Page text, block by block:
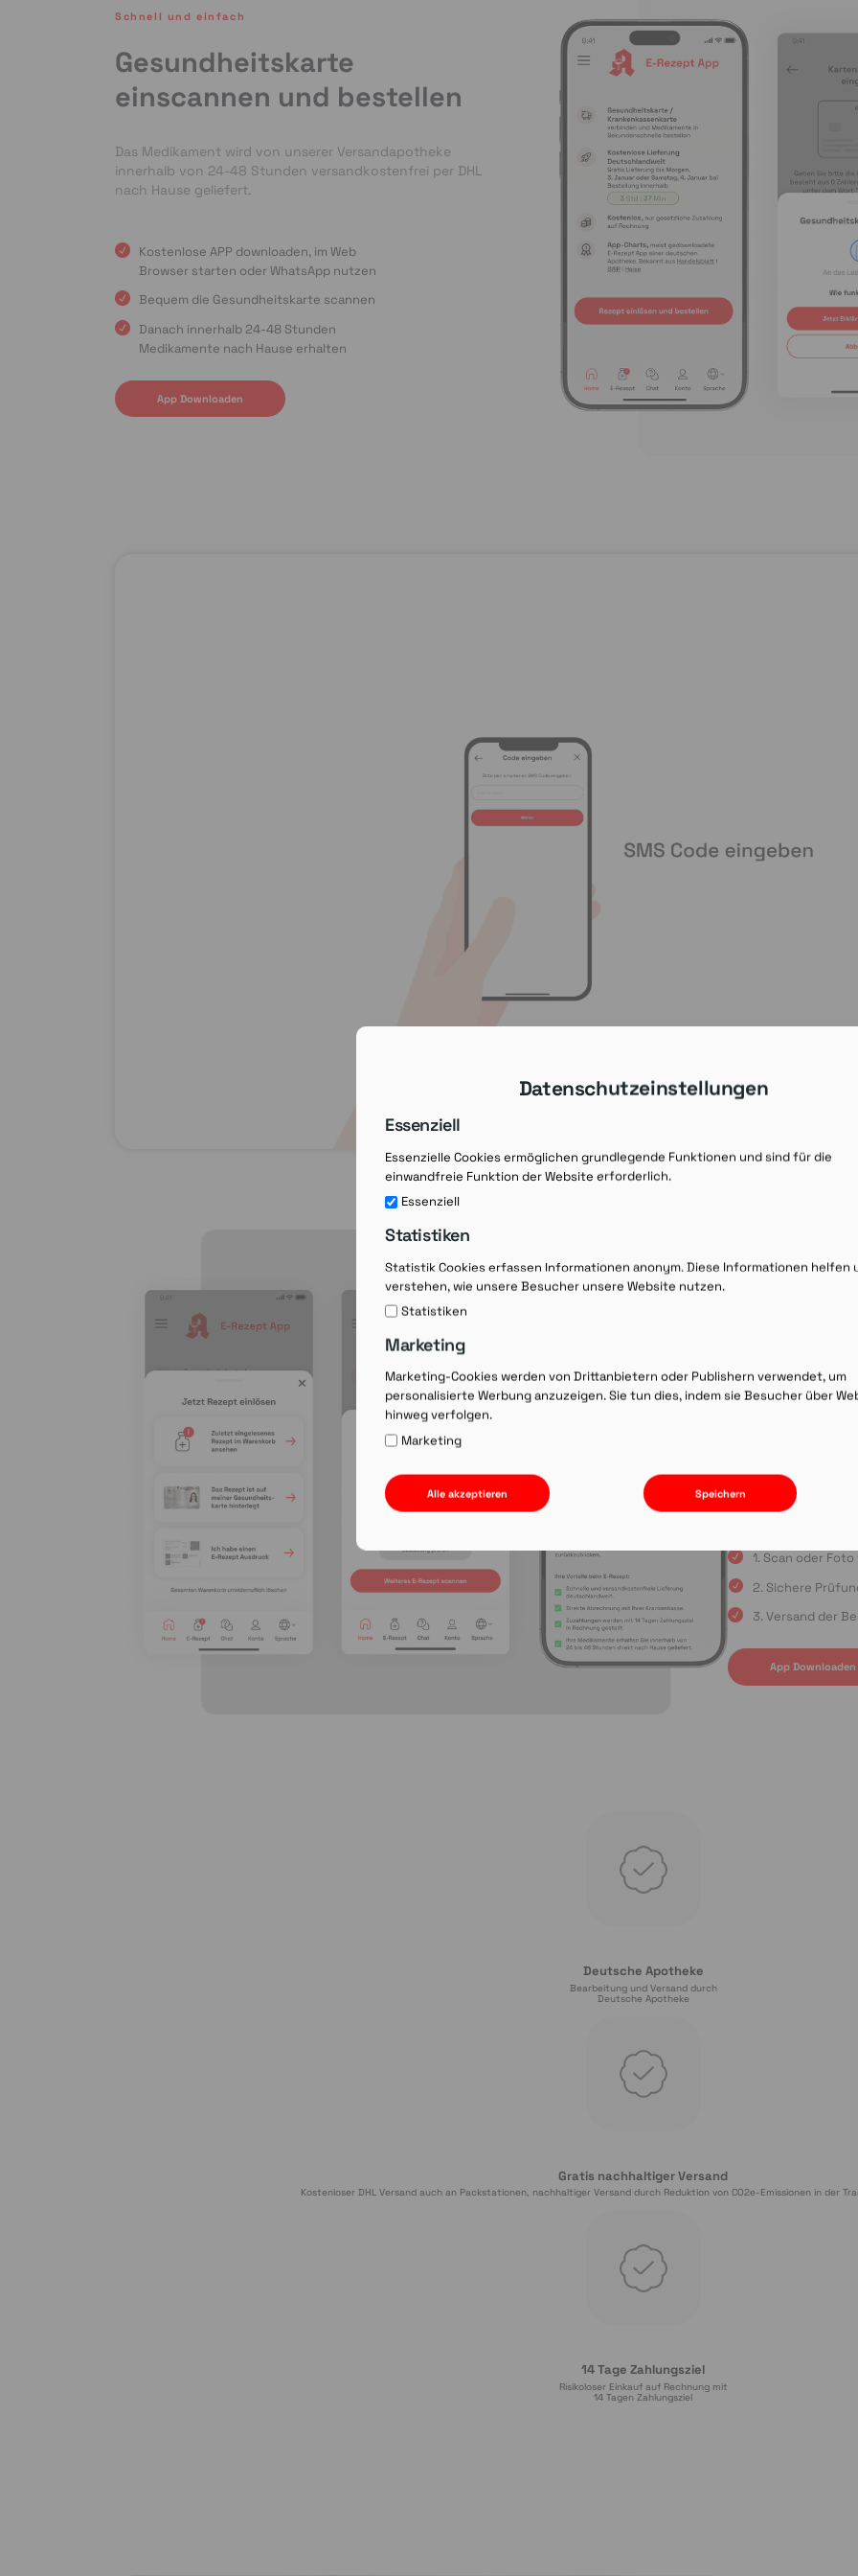
Schnell und einfach
Gesundheitskarte
einscannen und bestellen
Das Medikament wird von unserer Versandapotheke
innerhalb von 24-48 Stunden versandkostenfrei per DHL
nach Hause geliefert.
Kostenlose APP downloaden, im Web
Browser starten oder WhatsApp nutzen
Bequem die Gesundheitskarte scannen
Danach innerhalb 24-48 Stunden
Medikamente nach Hause erhalten
App Downloaden
Rezept-Ausdruck
Rezept-
Wir laden Sie ein,
Rezepte schnell
oder die
sind Sie immer in
Apple App Store
uns auf Ihre
1. Scan oder
2. Sichere
3. Versand der
App Downloaden
Deutsche Apotheke
Bearbeitung und Versand durch
Deutsche Apotheke
Gratis nachhaltiger Versand
Kostenloser DHL Versand auch an Packstationen, nachhaltiger Versand durch Reduktion von CO2e-Emissionen in der
14 Tage Zahlungsziel
Risikoloser Einkauf auf Rechnung mit
14 Tagen Zahlungsziel
Datenschutzeinstellungen
Essenziell
Essenzielle Cookies ermöglichen grundlegende Funktionen und sind für die
einwandfreie Funktion der Website erforderlich.
Essenziell
Statistiken
Statistik Cookies erfassen Informationen anonym. Diese Informationen helfen
verstehen, wie unsere Besucher unsere Website nutzen.
Statistiken
Marketing
Marketing-Cookies werden von Drittanbietern oder Publishern verwendet, um
personalisierte Werbung anzuzeigen. Sie tun dies, indem sie Besucher über
hinweg verfolgen.
Marketing
Alle akzeptieren Speichern